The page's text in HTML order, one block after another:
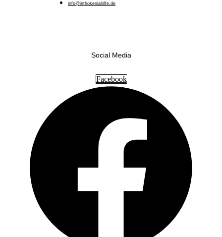
info@inthokeniahilfe.de
Social Media
Facebook